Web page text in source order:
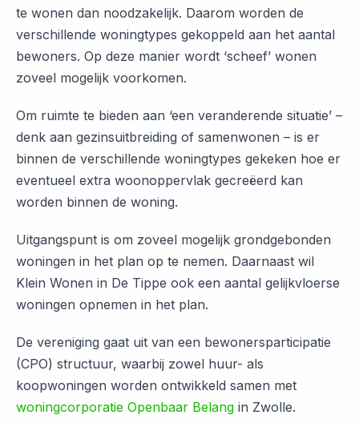
te wonen dan noodzakelijk. Daarom worden de
verschillende woningtypes gekoppeld aan het aantal
bewoners. Op deze manier wordt ‘scheef’ wonen
zoveel mogelijk voorkomen.
Om ruimte te bieden aan ‘een veranderende situatie’ –
denk aan gezinsuitbreiding of samenwonen – is er
binnen de verschillende woningtypes gekeken hoe er
eventueel extra woonoppervlak gecreëerd kan
worden binnen de woning.
Uitgangspunt is om zoveel mogelijk grondgebonden
woningen in het plan op te nemen. Daarnaast wil
Klein Wonen in De Tippe ook een aantal gelijkvloerse
woningen opnemen in het plan.
De vereniging gaat uit van een bewonersparticipatie
(CPO) structuur, waarbij zowel huur- als
koopwoningen worden ontwikkeld samen met
woningcorporatie Openbaar Belang in Zwolle.